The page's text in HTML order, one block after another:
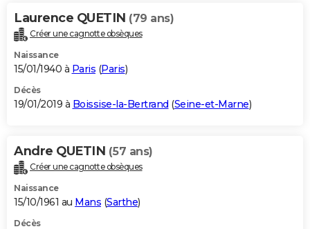
Laurence QUETIN (79 ans)
Créer une cagnotte obsèques
Naissance
15/01/1940 à Paris (Paris)
Décès
19/01/2019 à Boissise-la-Bertrand (Seine-et-Marne)
Andre QUETIN (57 ans)
Créer une cagnotte obsèques
Naissance
15/10/1961 au Mans (Sarthe)
Décès